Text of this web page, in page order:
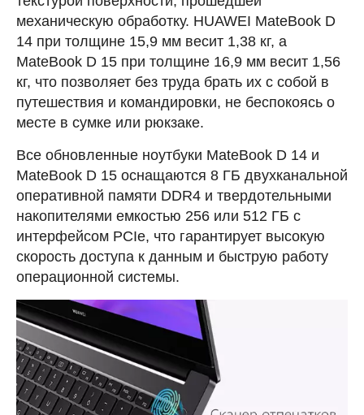
механическую обработку. HUAWEI MateBook D
14 при толщине 15,9 мм весит 1,38 кг, а
MateBook D 15 при толщине 16,9 мм весит 1,56
кг, что позволяет без труда брать их с собой в
путешествия и командировки, не беспокоясь о
месте в сумке или рюкзаке.
Все обновленные ноутбуки MateBook D 14 и
MateBook D 15 оснащаются 8 ГБ двухканальной
оперативной памяти DDR4 и твердотельными
накопителями емкостью 256 или 512 ГБ с
интерфейсом PCIe, что гарантирует высокую
скорость доступа к данным и быструю работу
операционной системы.